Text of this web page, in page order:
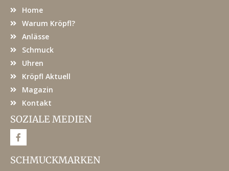
Home
Warum Kröpfl?
Anlässe
Schmuck
Uhren
Kröpfl Aktuell
Magazin
Kontakt
SOZIALE MEDIEN
F
a
e
b
SCHMUCKMARKEN